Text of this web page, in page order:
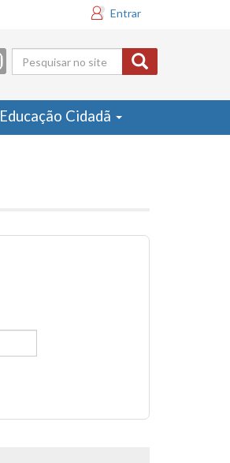
Entrar
Formulário
de busca
Educação Cidadã